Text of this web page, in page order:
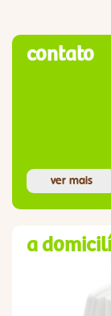
contato
ver mais
a